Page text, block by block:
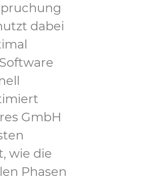
dabei
GmbH
wie die
Phasen